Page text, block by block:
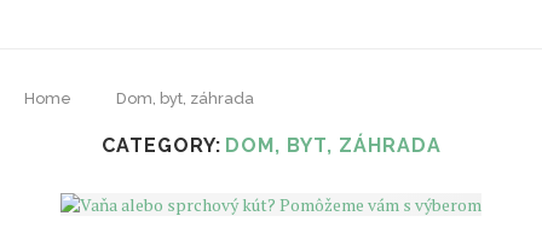
Home Dom, byt, záhrada
CATEGORY: DOM, BYT, ZÁHRADA